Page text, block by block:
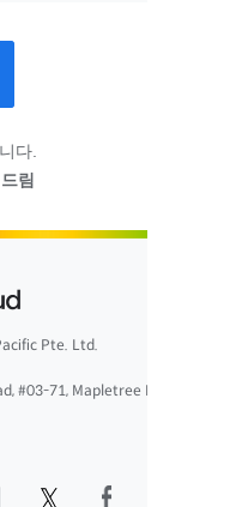
다.
림
Pte. Ltd.
#03-71, Mapletree Business